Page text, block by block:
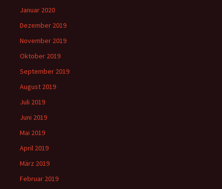
Januar 2020
Dezember 2019
November 2019
Oktober 2019
September 2019
August 2019
Juli 2019
Juni 2019
Mai 2019
April 2019
März 2019
Februar 2019